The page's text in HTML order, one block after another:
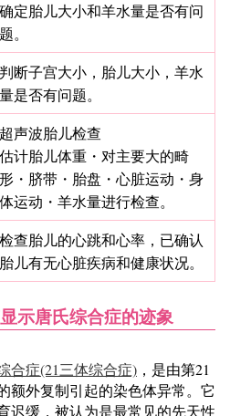
确定胎儿大小和羊水量是否有问
题。
判断子宫大小，胎儿大小，羊水
量是否有问题。
超声波胎儿检查
估计胎儿体重・对主要大的畸
形・脐带・胎盘・心脏运动・身
体运动・羊水量进行检查。
检查胎儿的心跳和心率，已确认
胎儿有无心脏疾病和健康状况。
示唐氏综合症的迹象
合症(21三体综合症) ，是由第21
额外复制引起的染色体异常。它
迟缓，被认为是最常见的先天性